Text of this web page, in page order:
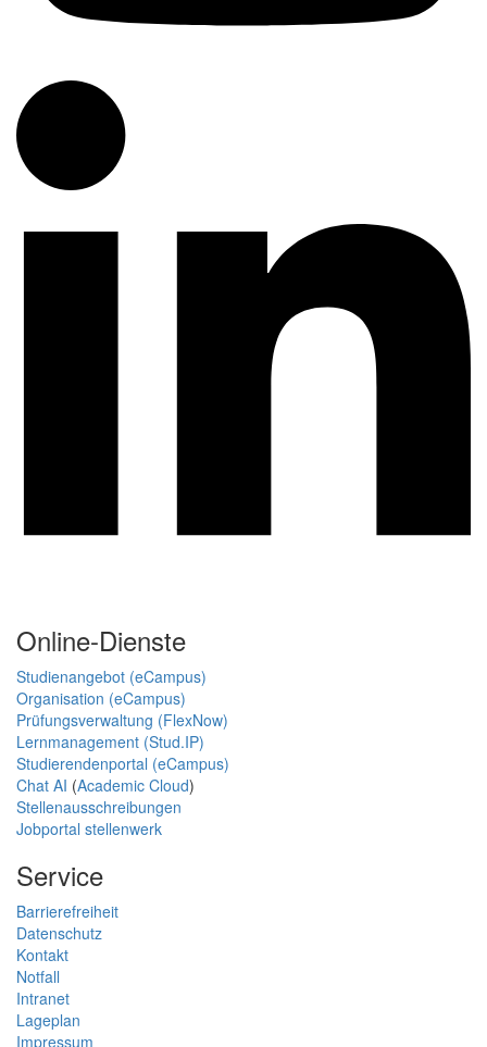
Online-Dienste
Studienangebot (eCampus)
Organisation (eCampus)
Prüfungsverwaltung (FlexNow)
Lernmanagement (Stud.IP)
Studierendenportal (eCampus)
Chat AI (Academic Cloud)
Stellenausschreibungen
Jobportal stellenwerk
Service
Barrierefreiheit
Datenschutz
Kontakt
Notfall
Intranet
Lageplan
Impressum